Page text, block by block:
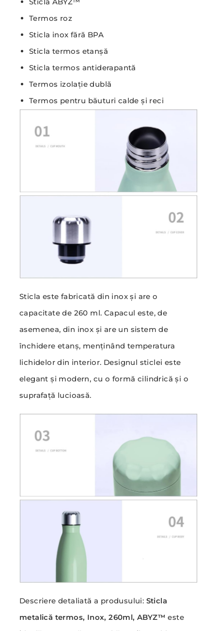
Termos roz
Sticla inox fără BPA
Sticla termos etanșă
Sticla termos antiderapantă
Termos izolație dublă
Termos pentru băuturi calde și reci
Sticla este fabricată din inox și are o
capacitate de 260 ml. Capacul este, de
asemenea, din inox și are un sistem de
închidere etanș, menținând temperatura
lichidelor din interior. Designul sticlei este
elegant și modern, cu o formă cilindrică și o
suprafață lucioasă.
Descriere detaliată a produsului: Sticla
metalică termos, Inox, 260ml, ABYZ™ este